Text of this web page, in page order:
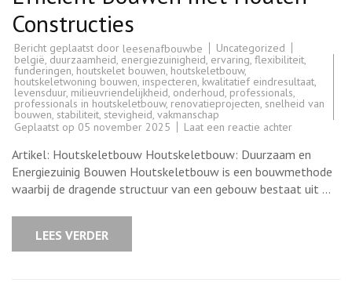
Constructies
Bericht geplaatst door leesenafbouwbe
Uncategorized
belgië, duurzaamheid, energiezuinigheid, ervaring, flexibiliteit,
funderingen, houtskelet bouwen, houtskeletbouw,
houtskeletwoning bouwen, inspecteren, kwalitatief eindresultaat,
levensduur, milieuvriendelijkheid, onderhoud, professionals,
professionals in houtskeletbouw, renovatieprojecten, snelheid van
bouwen, stabiliteit, stevigheid, vakmanschap
Geplaatst op 05 november 2025 Laat een reactie achterop
en
Efficiënt
Bouwen
met
Artikel: Houtskeletbouw Houtskeletbouw: Duurzaam en
Energiezuinig Bouwen Houtskeletbouw is een bouwmethode
waarbij de dragende structuur van een gebouw bestaat uit …
LEES VERDER